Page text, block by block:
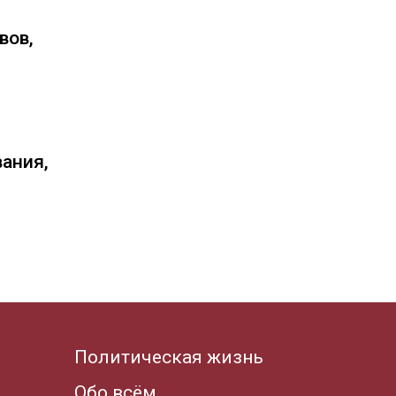
Политическая жизнь